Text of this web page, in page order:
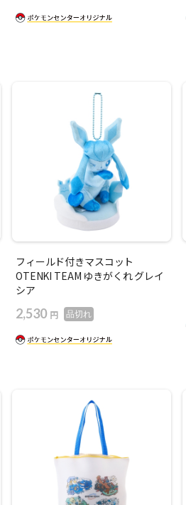
フィールド付きマスコット
OTENKI TEAM ゆきがくれ グレイ
シア
2,530 円 品切れ